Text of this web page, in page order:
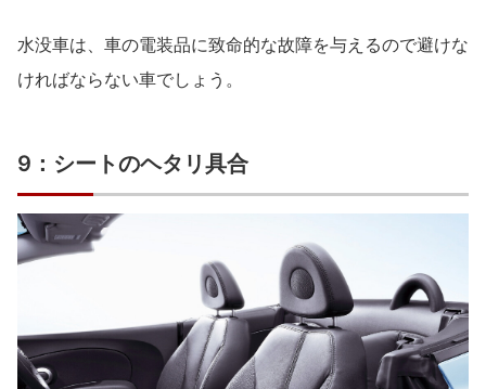
水没車は、車の電装品に致命的な故障を与えるので避けな
ければならない車でしょう。
9：シートのヘタリ具合